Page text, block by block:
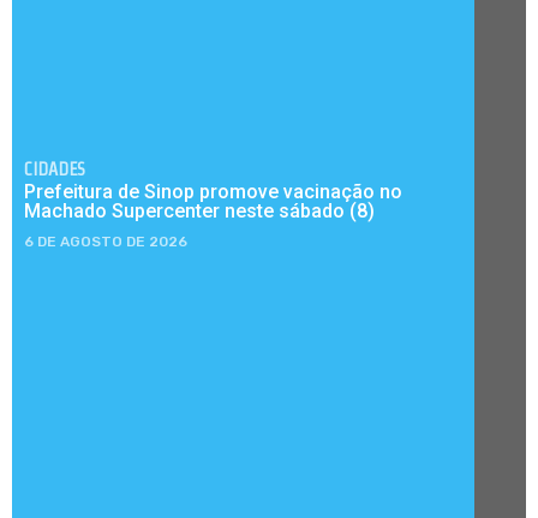
CIDADES
Prefeitura de Sinop promove vacinação no
Machado Supercenter neste sábado (8)
6 DE AGOSTO DE 2026